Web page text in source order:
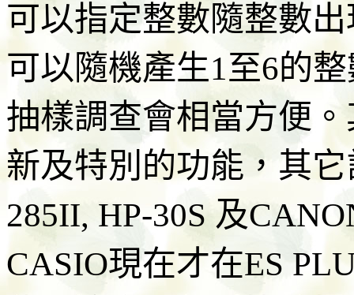
可以指定整數隨整數
可以隨機產生1至6的
抽樣調查會相當方便
新及特別的功能，其
285II, HP-30S 及
CASIO現在才在ES